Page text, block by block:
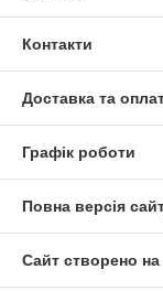
Контакти
Доставка та
Графік роботи
Повна версія
Сайт створено на